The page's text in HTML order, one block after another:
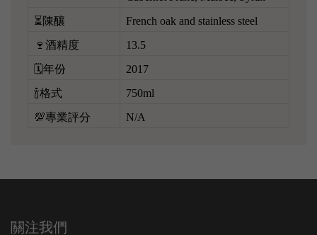
⏳陳釀 French oak and stainless steel
🍷酒精度 13.5
🗓️年份 2017
🍾格式 750ml
💯專業評分 N/A
關注我們